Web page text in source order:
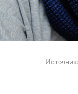
Источник: